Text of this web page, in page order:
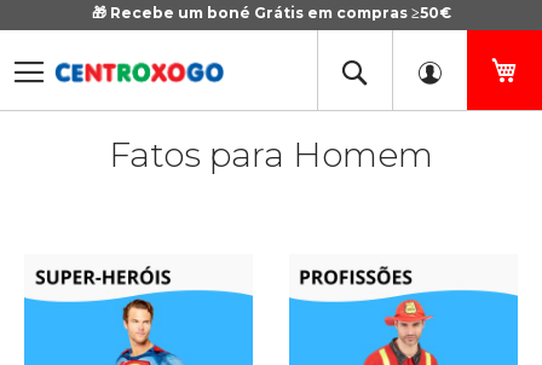
🎁 Recebe um boné Grátis em compras ≥50€
Ir
Conteúdo
Fatos para Homem